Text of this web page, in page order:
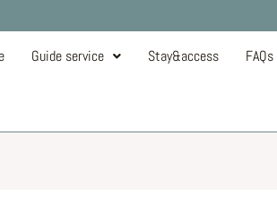
Guide service Stay&access FAQs